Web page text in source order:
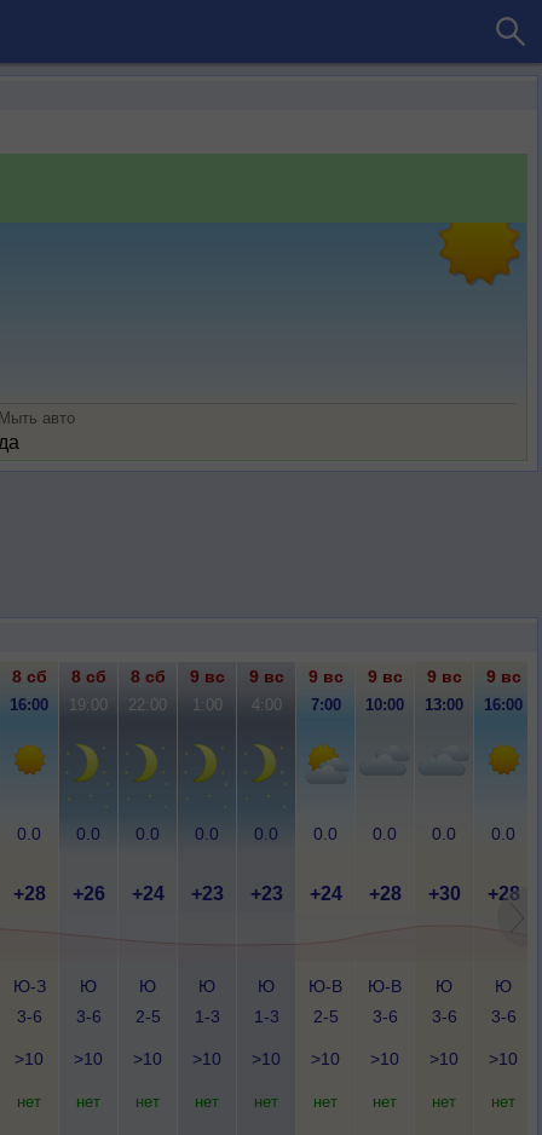
Мыть авто
да
8 сб 8 сб 8 сб 9 вс 9 вс 9 вс 9 вс 9 вс 9 вс
16:00 19:00 22:00 1:00 4:00 7:00 10:00 13:00 16:00
0.0 0.0 0.0 0.0 0.0 0.0 0.0 0.0 0.0
+28 +26 +24 +23 +23 +24 +28 +30 +28
Ю-З
3-6
Ю
3-6
Ю
2-5
Ю
1-3
Ю
1-3
Ю-В
2-5
Ю-В
3-6
Ю
3-6
Ю
3-6
>10 >10 >10 >10 >10 >10 >10 >10 >10
нет нет нет нет нет нет нет нет нет